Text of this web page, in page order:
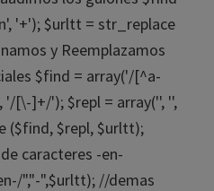
'+'); $urltt = str_replace
y Reemplazamos
$find = array('/[^a-
[\-]+/'); $repl = array('', '',
($find, $repl, $urltt);
caracteres -en-
","-",$urltt); //demas